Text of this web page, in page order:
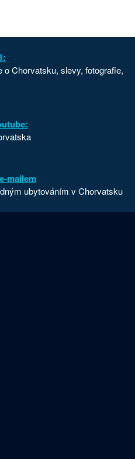
o Chorvatsku, slevy, fotografie,
mailem
ubytováním v Chorvatsku